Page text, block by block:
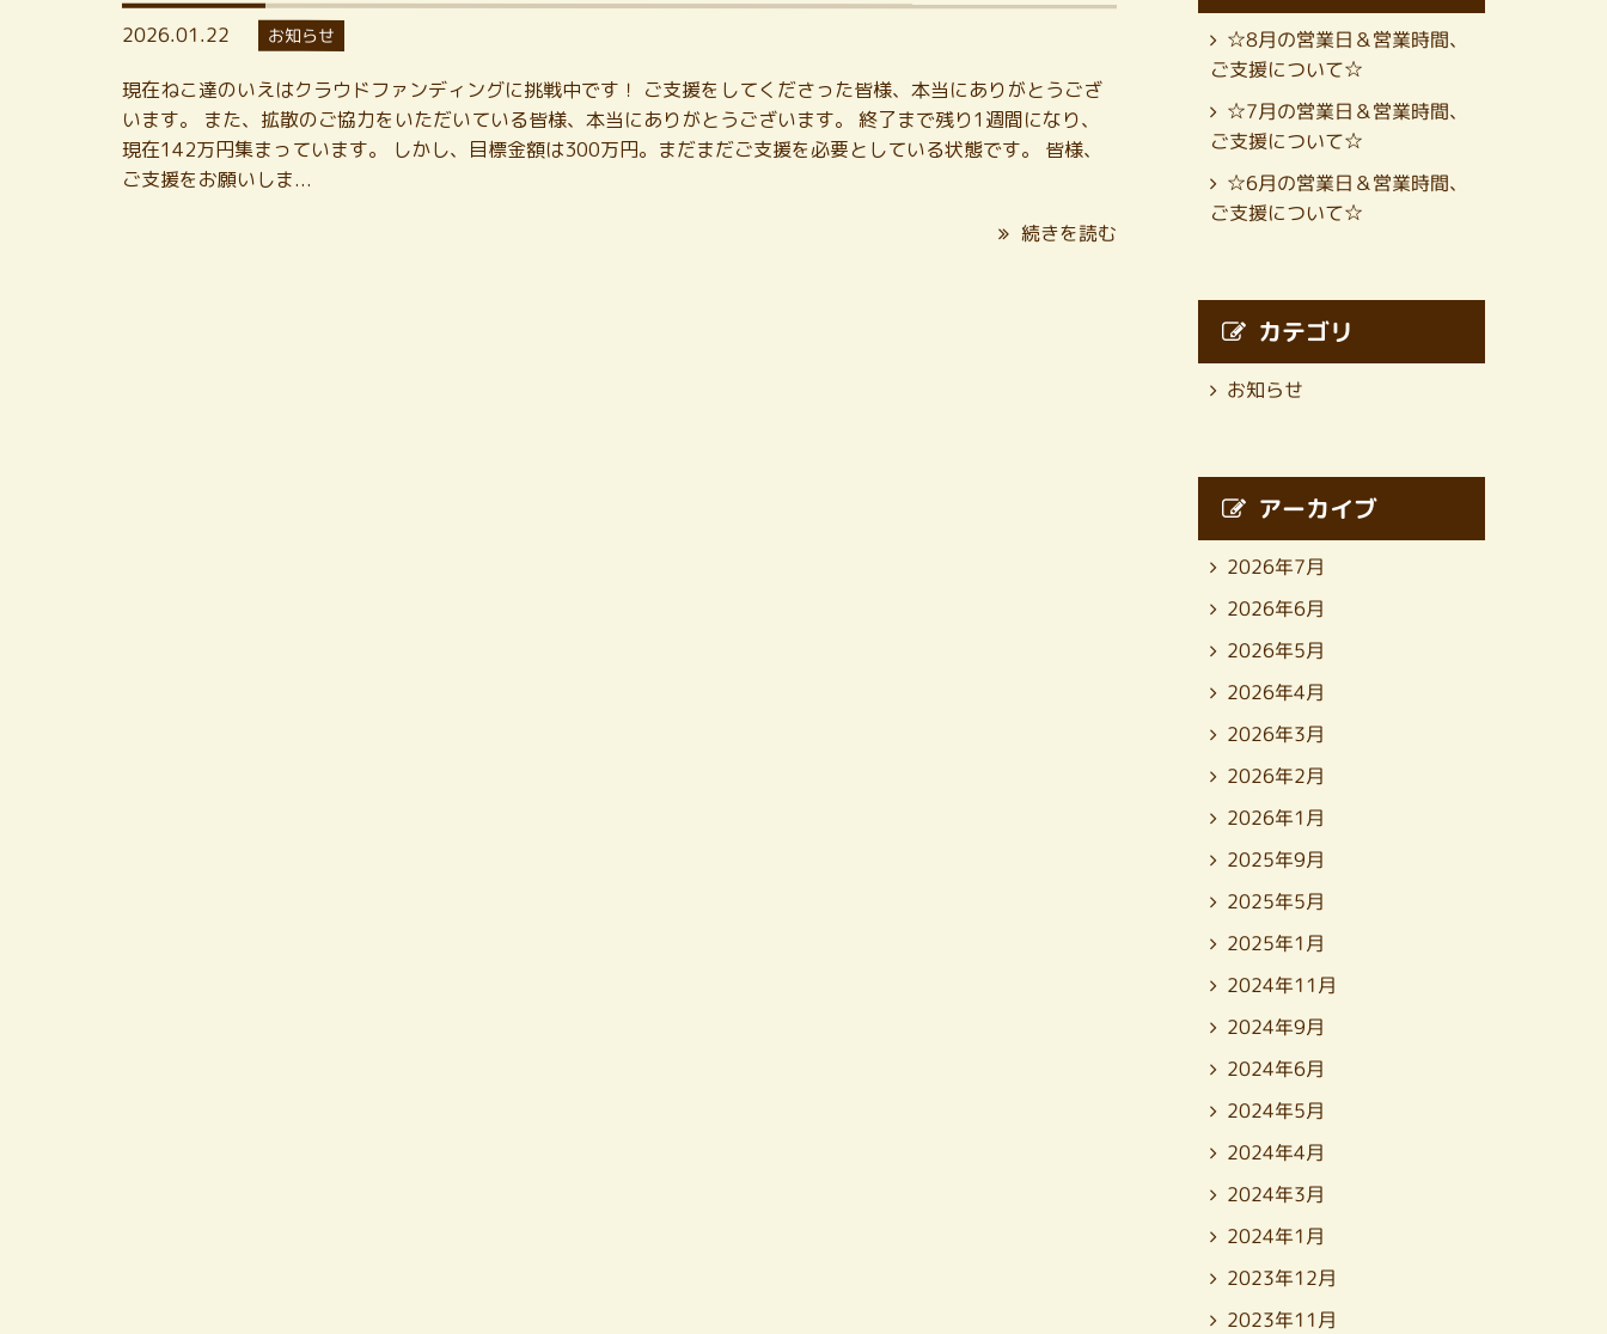
2026.01.22 お知らせ
現在ねこ達のいえはクラウドファンディングに挑戦中です！ ご支援をしてくださった皆様、本当にありがとうござ
います。 また、拡散のご協力をいただいている皆様、本当にありがとうございます。 終了まで残り1週間になり、
現在142万円集まっています。 しかし、目標金額は300万円。まだまだご支援を必要としている状態です。 皆様、
ご支援をお願いしま...
続きを読む
☆8月の営業日＆営業時間、
ご支援について☆
☆7月の営業日＆営業時間、
ご支援について☆
☆6月の営業日＆営業時間、
ご支援について☆
カテゴリ
お知らせ
アーカイブ
2026年7月
2026年6月
2026年5月
2026年4月
2026年3月
2026年2月
2026年1月
2025年9月
2025年5月
2025年1月
2024年11月
2024年9月
2024年6月
2024年5月
2024年4月
2024年3月
2024年1月
2023年12月
2023年11月